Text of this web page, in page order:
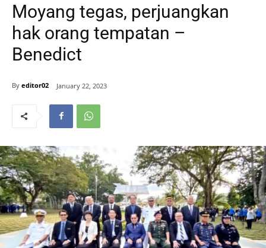
Moyang tegas, perjuangkan
hak orang tempatan –
Benedict
By editor02 January 22, 2023